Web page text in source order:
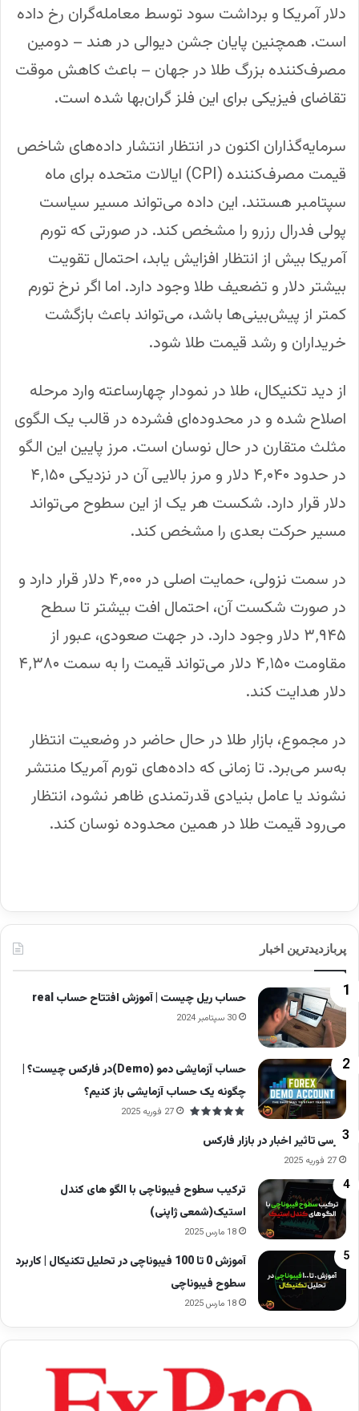
دلار آمریکا و برداشت سود توسط معامله‌گران رخ داده
است. همچنین پایان جشن دیوالی در هند – دومین
مصرف‌کننده بزرگ طلا در جهان – باعث کاهش موقت
تقاضای فیزیکی برای این فلز گران‌بها شده است.
سرمایه‌گذاران اکنون در انتظار انتشار داده‌های شاخص
قیمت مصرف‌کننده (CPI) ایالات متحده برای ماه
سپتامبر هستند. این داده می‌تواند مسیر سیاست
پولی فدرال رزرو را مشخص کند. در صورتی که تورم
آمریکا بیش از انتظار افزایش یابد، احتمال تقویت
بیشتر دلار و تضعیف طلا وجود دارد. اما اگر نرخ تورم
کمتر از پیش‌بینی‌ها باشد، می‌تواند باعث بازگشت
خریداران و رشد قیمت طلا شود.
از دید تکنیکال، طلا در نمودار چهارساعته وارد مرحله
اصلاح شده و در محدوده‌ای فشرده در قالب یک الگوی
مثلث متقارن در حال نوسان است. مرز پایین این الگو
در حدود ۴٬۰۴۰ دلار و مرز بالایی آن در نزدیکی ۴٬۱۵۰
دلار قرار دارد. شکست هر یک از این سطوح می‌تواند
مسیر حرکت بعدی را مشخص کند.
در سمت نزولی، حمایت اصلی در ۴٬۰۰۰ دلار قرار دارد و
در صورت شکست آن، احتمال افت بیشتر تا سطح
۳٬۹۴۵ دلار وجود دارد. در جهت صعودی، عبور از
مقاومت ۴٬۱۵۰ دلار می‌تواند قیمت را به سمت ۴٬۳۸۰
دلار هدایت کند.
در مجموع، بازار طلا در حال حاضر در وضعیت انتظار
به‌سر می‌برد. تا زمانی که داده‌های تورم آمریکا منتشر
نشوند یا عامل بنیادی قدرتمندی ظاهر نشود، انتظار
می‌رود قیمت طلا در همین محدوده نوسان کند.
پربازدیدترین اخبار
حساب ریل چیست | آموزش افتتاح حساب real
30 سپتامبر 2024
حساب آزمایشی دمو (Demo)در فارکس چیست؟ |
چگونه یک حساب آزمایشی باز کنیم؟
27 فوریه 2025
بررسی تاثیر اخبار در بازار فارکس
27 فوریه 2025
ترکیب سطوح فیبوناچی با الگو های کندل
استیک(شمعی ژاپنی)
18 مارس 2025
آموزش 0 تا 100 فیبوناچی در تحلیل تکنیکال | کاربرد
سطوح فیبوناچی
18 مارس 2025